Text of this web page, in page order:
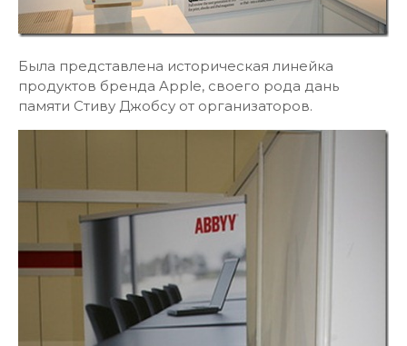
Была представлена историческая линейка
продуктов бренда Apple, своего рода дань
памяти Стиву Джобсу от организаторов.